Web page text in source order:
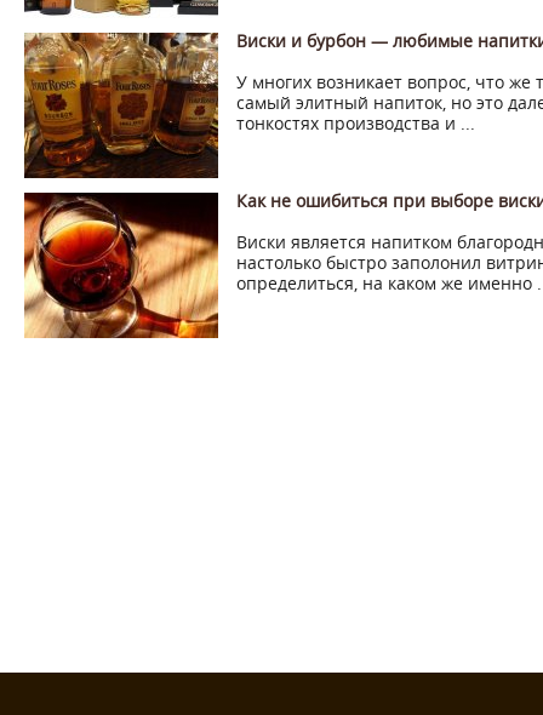
Виски и бурбон — любимые
У многих возникает вопрос, что же
самый элитный напиток, но это
тонкостях производства и ...
Как не ошибиться при выборе
Виски является напитком
настолько быстро заполонил
определиться, на каком же именно